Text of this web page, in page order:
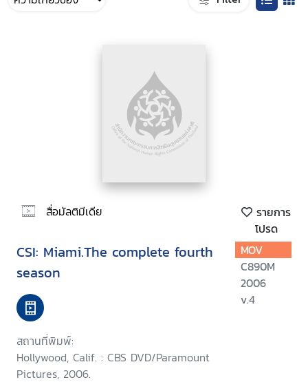
สื่อมัลติมีเดีย
รายการ
โปรด
CSI: Miami.The complete fourth
season
สถานที่พิมพ์:
Hollywood, Calif. : CBS DVD/Paramount
Pictures, 2006.
MOV
C890M
2006
v.4